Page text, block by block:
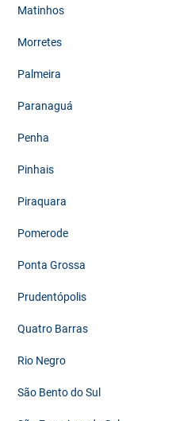
Matinhos
Morretes
Palmeira
Paranaguá
Penha
Pinhais
Piraquara
Pomerode
Ponta Grossa
Prudentópolis
Quatro Barras
Rio Negro
São Bento do Sul